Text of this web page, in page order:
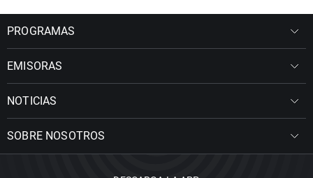
PROGRAMAS
EMISORAS
NOTICIAS
SOBRE NOSOTROS